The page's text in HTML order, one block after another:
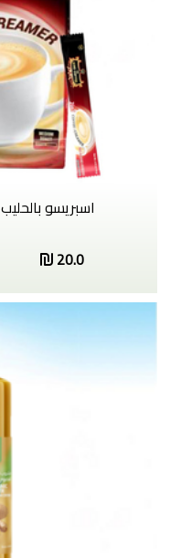
اسبريسو بالحليب 2in1 بدون سكر 24 أصبع
20.0